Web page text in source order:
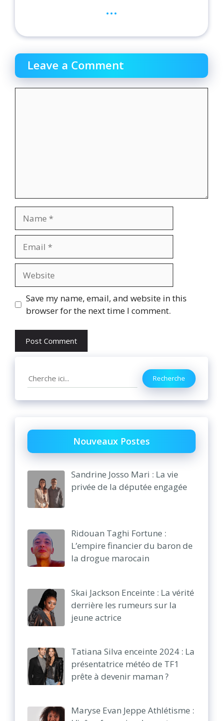
...
Leave a Comment
Save my name, email, and website in this
browser for the next time I comment.
Search Recherche
Nouveaux Postes
Sandrine Josso Mari : La vie
privée de la députée engagée
Ridouan Taghi Fortune :
L’empire financier du baron de
la drogue marocain
Skai Jackson Enceinte : La vérité
derrière les rumeurs sur la
jeune actrice
Tatiana Silva enceinte 2024 : La
présentatrice météo de TF1
prête à devenir maman ?
Maryse Evan Jeppe Athlétisme :